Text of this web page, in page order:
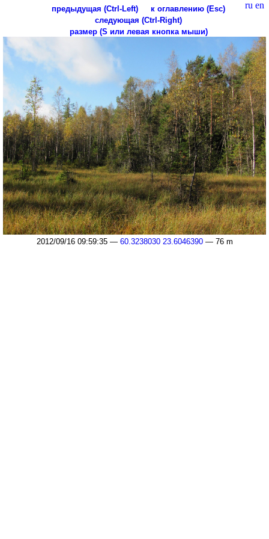
ru en
предыдущая (Ctrl-Left)
к оглавлению (Esc)
следующая (Ctrl-Right)
размер (S или левая кнопка мыши)
2012/09/16 09:59:35 — 60.3238030 23.6046390— 76 m